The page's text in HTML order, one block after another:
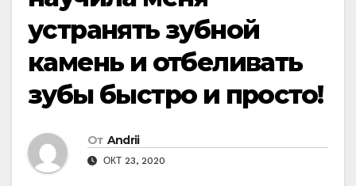
устранять зубной
камень и отбеливать
зубы быстро и просто!
От Andrii
ОКТ 23, 2020